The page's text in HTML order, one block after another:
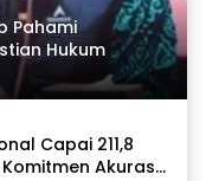
Pahami
Hukum
Capai 211,8
Akurasi